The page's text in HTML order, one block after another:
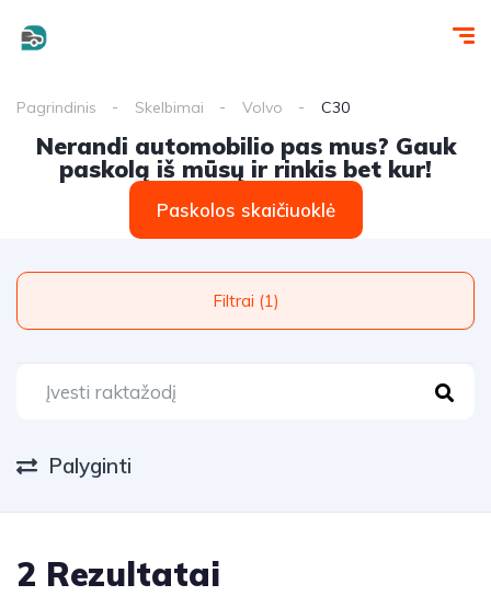
Pagrindinis Skelbimai Volvo C30
Nerandi automobilio pas mus? Gauk
paskolą iš mūsų ir rinkis bet kur!
Paskolos skaičiuoklė
Filtrai (1)
Palyginti
2 Rezultatai